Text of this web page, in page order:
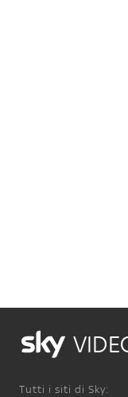
Tutti i siti di Sky: